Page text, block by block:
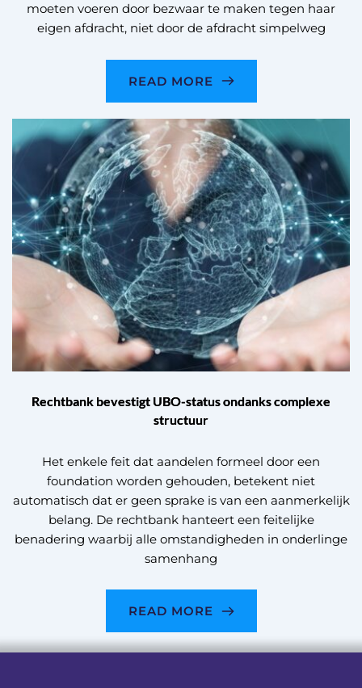
moeten voeren door bezwaar te maken tegen haar
eigen afdracht, niet door de afdracht simpelweg
READ MORE
Rechtbank bevestigt UBO-status ondanks complexe
structuur
Het enkele feit dat aandelen formeel door een
foundation worden gehouden, betekent niet
automatisch dat er geen sprake is van een aanmerkelijk
belang. De rechtbank hanteert een feitelijke
benadering waarbij alle omstandigheden in onderlinge
samenhang
READ MORE